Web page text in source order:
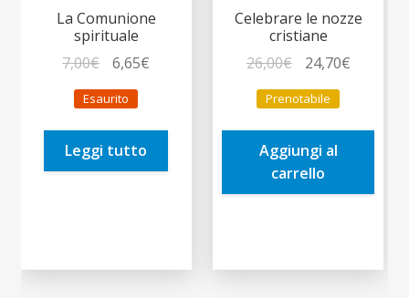
La Comunione
spirituale
7,00€
prezzo
originale
era:
7,00€.
6,65€
è:
Esaurito
Leggi tutto
Celebrare le nozze
cristiane
26,00€
prezzo
originale
era:
26,00€.
24,70€Il
è:
Prenotabile
Aggiungi al
carrello